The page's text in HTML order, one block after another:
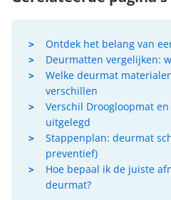
Ontdek het belang van
Deurmatten vergelijken:
Welke deurmat
verschillen
Verschil Droogloopmat
uitgelegd
Stappenplan: deurmat
preventief)
Hoe bepaal ik de juiste
deurmat?